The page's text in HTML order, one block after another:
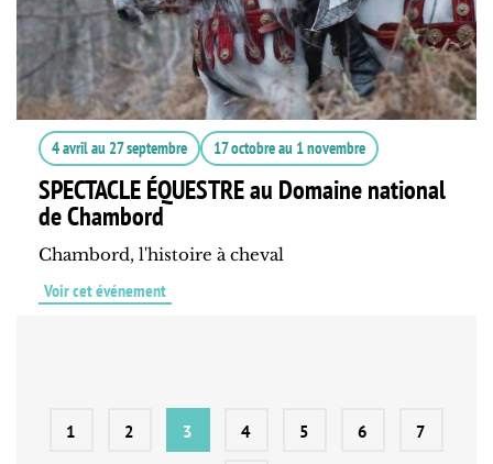
4 avrilau 27 septembre 17 octobreau 1 novembre
SPECTACLE ÉQUESTRE au Domaine national
de Chambord
Chambord, l'histoire à cheval
Voir cet événement
1 2 3 4 5 6 7